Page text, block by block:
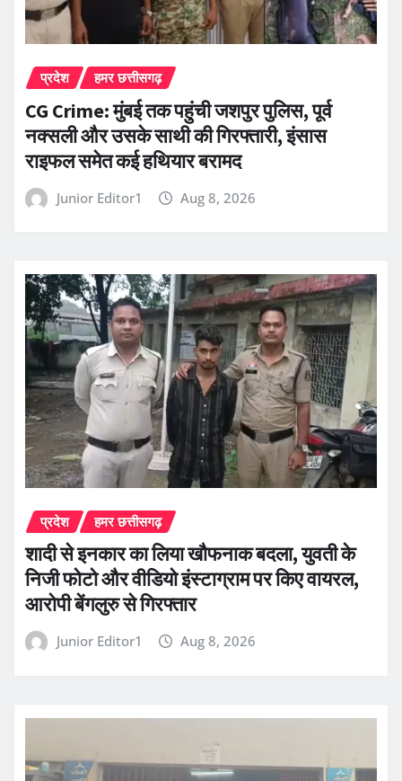
प्रदेश हमर छत्तीसगढ़
CG Crime: मुंबई तक पहुंची जशपुर पुलिस, पूर्व
नक्सली और उसके साथी की गिरफ्तारी, इंसास
राइफल समेत कई हथियार बरामद
Junior Editor1 Aug 8, 2026
प्रदेश हमर छत्तीसगढ़
शादी से इनकार का लिया खौफनाक बदला, युवती के
निजी फोटो और वीडियो इंस्टाग्राम पर किए वायरल,
आरोपी बेंगलुरु से गिरफ्तार
Junior Editor1 Aug 8, 2026